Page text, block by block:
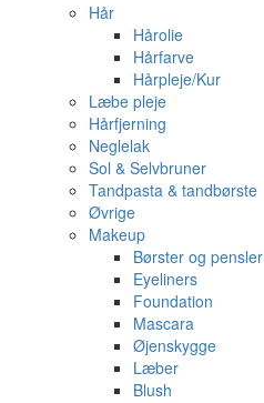
Hår
Hårolie
Hårfarve
Hårpleje/Kur
Læbe pleje
Hårfjerning
Neglelak
Sol & Selvbruner
Tandpasta & tandbørste
Øvrige
Makeup
Børster og pensler
Eyeliners
Foundation
Mascara
Øjenskygge
Læber
Blush